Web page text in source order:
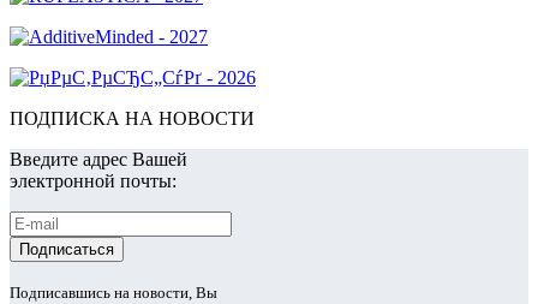
ПОДПИСКА НА НОВОСТИ
Введите адрес Вашей
электронной почты:
Подписавшись на новости, Вы